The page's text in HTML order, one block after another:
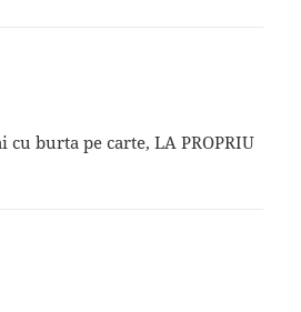
cu burta pe carte, LA PROPRIU